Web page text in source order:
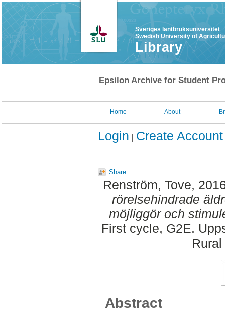
Sveriges lantbruksuniversitet
Swedish University of
Library
Epsilon Archive for Student
Home About
Login Create Account
Share
Renström, Tove,
rörelsehindrade
möjliggör och
First cycle, G2E.
Abstract